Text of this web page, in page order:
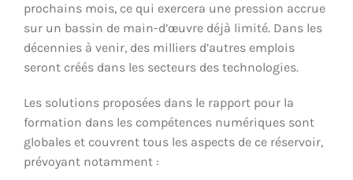
prochains mois, ce qui exercera une pression accrue
sur un bassin de main-d’œuvre déjà limité. Dans les
décennies à venir, des milliers d’autres emplois
seront créés dans les secteurs des technologies.
Les solutions proposées dans le rapport pour la
formation dans les compétences numériques sont
globales et couvrent tous les aspects de ce réservoir,
prévoyant notamment :